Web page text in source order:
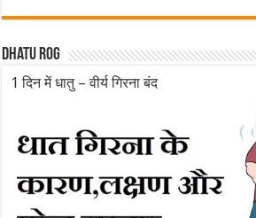
Dhatu rog
1 दिन में धातु – वीर्य गिरना बंद